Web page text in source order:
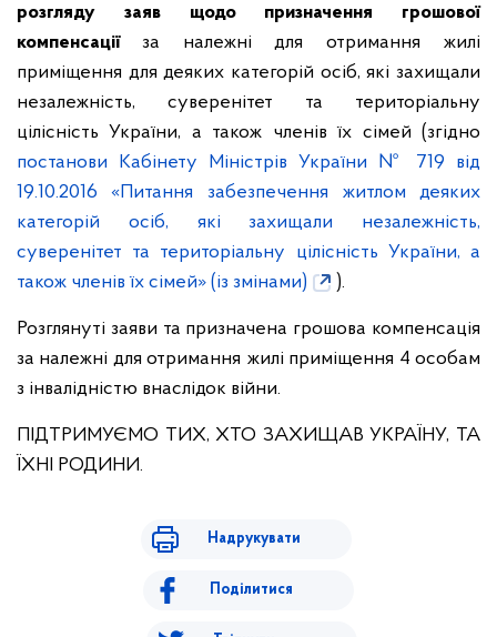
розгляду заяв щодо призначення грошової
компенсаціїза належні для отримання жилі
приміщення для деяких категорій осіб, які захищали
незалежність, суверенітет та територіальну
цілісність України, а також членів їх сімей (згідно
постанови Кабінету Міністрів України № 719 від
19.10.2016 «Питання забезпечення житлом деяких
категорій осіб, які захищали незалежність,
суверенітет та територіальну цілісність України, а
також членів їх сімей» (із змінами)
).
Розглянуті заяви та призначена грошова компенсація
за належні для отримання жилі приміщення 4 особам
з інвалідністю внаслідок війни.
ПІДТРИМУЄМО ТИХ, ХТО ЗАХИЩАВ УКРАЇНУ, ТА
ЇХНІ РОДИНИ.
Надрукувати
Поділитися